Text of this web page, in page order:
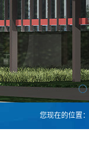
您现在的位置：